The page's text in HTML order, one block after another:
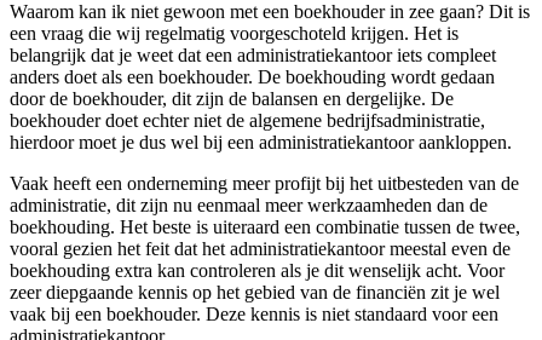
Waarom kan ik niet gewoon met een boekhouder in zee gaan? Dit is
een vraag die wij regelmatig voorgeschoteld krijgen. Het is
belangrijk dat je weet dat een administratiekantoor iets compleet
anders doet als een boekhouder. De boekhouding wordt gedaan
door de boekhouder, dit zijn de balansen en dergelijke. De
boekhouder doet echter niet de algemene bedrijfsadministratie,
hierdoor moet je dus wel bij een administratiekantoor aankloppen.
Vaak heeft een onderneming meer profijt bij het uitbesteden van de
administratie, dit zijn nu eenmaal meer werkzaamheden dan de
boekhouding. Het beste is uiteraard een combinatie tussen de twee,
vooral gezien het feit dat het administratiekantoor meestal even de
boekhouding extra kan controleren als je dit wenselijk acht. Voor
zeer diepgaande kennis op het gebied van de financiën zit je wel
vaak bij een boekhouder. Deze kennis is niet standaard voor een